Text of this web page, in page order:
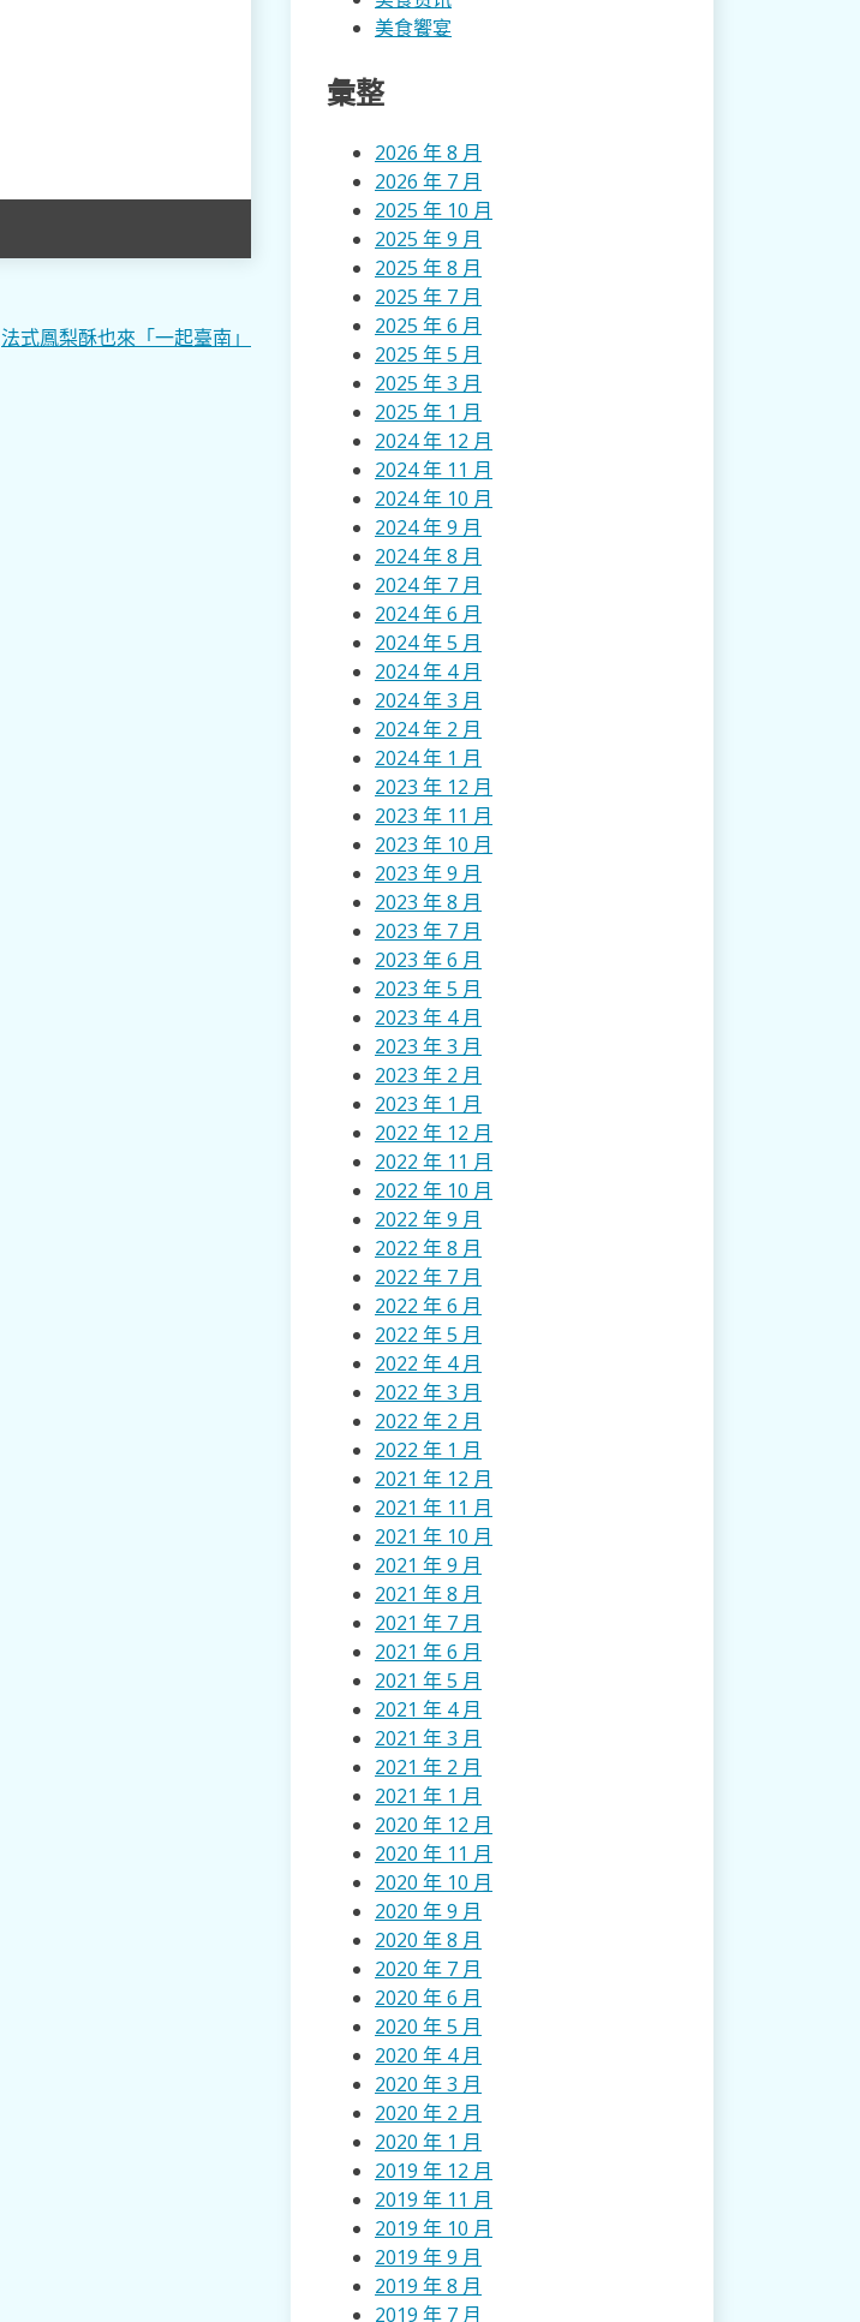
法式鳳梨酥也來「一起臺南」
美食饗宴
彙整
2026 年 8 月
2026 年 7 月
2025 年 10 月
2025 年 9 月
2025 年 8 月
2025 年 7 月
2025 年 6 月
2025 年 5 月
2025 年 3 月
2025 年 1 月
2024 年 12 月
2024 年 11 月
2024 年 10 月
2024 年 9 月
2024 年 8 月
2024 年 7 月
2024 年 6 月
2024 年 5 月
2024 年 4 月
2024 年 3 月
2024 年 2 月
2024 年 1 月
2023 年 12 月
2023 年 11 月
2023 年 10 月
2023 年 9 月
2023 年 8 月
2023 年 7 月
2023 年 6 月
2023 年 5 月
2023 年 4 月
2023 年 3 月
2023 年 2 月
2023 年 1 月
2022 年 12 月
2022 年 11 月
2022 年 10 月
2022 年 9 月
2022 年 8 月
2022 年 7 月
2022 年 6 月
2022 年 5 月
2022 年 4 月
2022 年 3 月
2022 年 2 月
2022 年 1 月
2021 年 12 月
2021 年 11 月
2021 年 10 月
2021 年 9 月
2021 年 8 月
2021 年 7 月
2021 年 6 月
2021 年 5 月
2021 年 4 月
2021 年 3 月
2021 年 2 月
2021 年 1 月
2020 年 12 月
2020 年 11 月
2020 年 10 月
2020 年 9 月
2020 年 8 月
2020 年 7 月
2020 年 6 月
2020 年 5 月
2020 年 4 月
2020 年 3 月
2020 年 2 月
2020 年 1 月
2019 年 12 月
2019 年 11 月
2019 年 10 月
2019 年 9 月
2019 年 8 月
2019 年 7 月